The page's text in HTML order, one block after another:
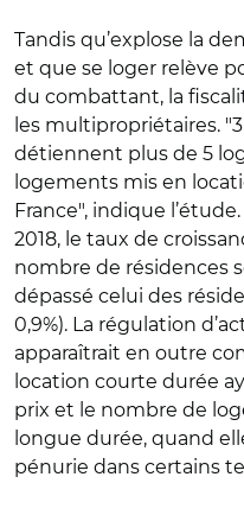
Tandis qu’explose la
et que se loger relève
du combattant, la
les multipropriétaires.
détiennent plus de 5
logements mis en
France", indique
2018, le taux de
nombre de résidences
dépassé celui des
0,9%). La régulation
apparaîtrait en outre
location courte durée
prix et le nombre de
longue durée, quand
pénurie dans certains